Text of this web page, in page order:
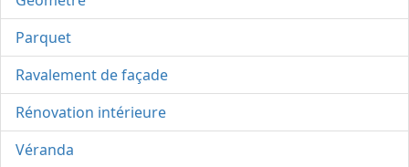
Parquet
Ravalement de façade
Rénovation intérieure
Véranda